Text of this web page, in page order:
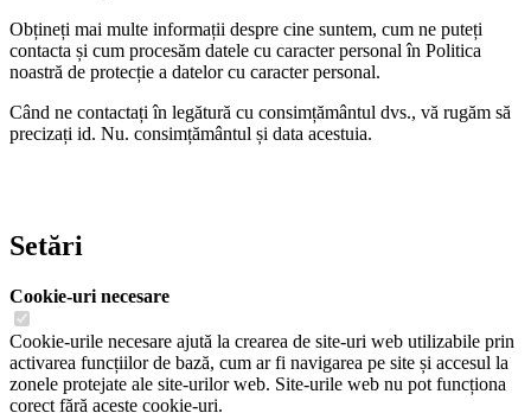
Obțineți mai multe informații despre cine suntem, cum ne puteți
contacta și cum procesăm datele cu caracter personal în Politica
noastră de protecție a datelor cu caracter personal.
Când ne contactați în legătură cu consimțământul dvs., vă rugăm să
precizați id. Nu. consimțământul și data acestuia.
Setări
Cookie-uri necesare
Cookie-urile necesare ajută la crearea de site-uri web utilizabile prin
activarea funcțiilor de bază, cum ar fi navigarea pe site și accesul la
zonele protejate ale site-urilor web. Site-urile web nu pot funcționa
corect fără aceste cookie-uri.